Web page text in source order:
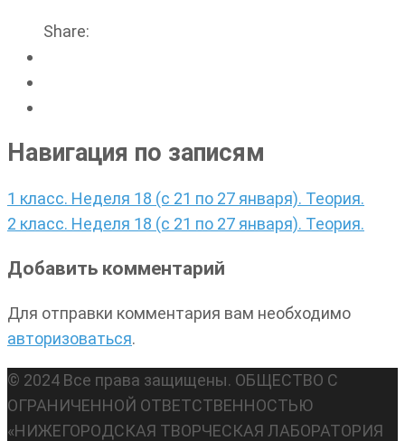
Share:
Навигация по записям
1 класс. Неделя 18 (с 21 по 27 января). Теория.
2 класс. Неделя 18 (с 21 по 27 января). Теория.
Добавить комментарий
Для отправки комментария вам необходимо
авторизоваться.
© 2024 Все права защищены. ОБЩЕСТВО С
ОГРАНИЧЕННОЙ ОТВЕТСТВЕННОСТЬЮ
«НИЖЕГОРОДСКАЯ ТВОРЧЕСКАЯ ЛАБОРАТОРИЯ